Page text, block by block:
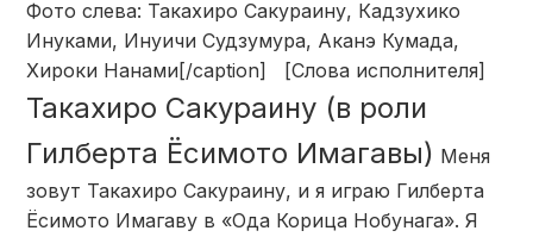
Фото слева: Такахиро Сакураину, Кадзухико
Инуками, Инуичи Судзумура, Аканэ Кумада,
Хироки Нанами[/caption] [Слова исполнителя]
Такахиро Сакураину (в роли
Гилберта Ёсимото Имагавы) Меня
зовут Такахиро Сакураину, и я играю Гилберта
Ёсимото Имагаву в «Ода Корица Нобунага». Я